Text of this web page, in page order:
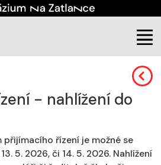
- nahlížení do
přijímacího řízení je možné se
5. 2026, či 14. 5. 2026. Nahlížení